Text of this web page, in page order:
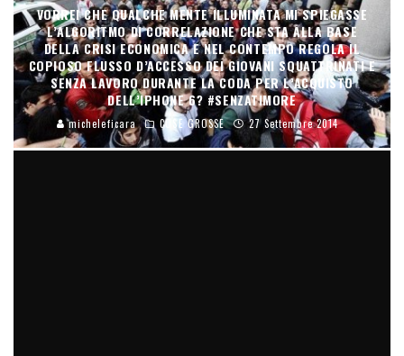
VORREI CHE QUALCHE MENTE ILLUMINATA MI SPIEGASSE
L’ALGORITMO DI CORRELAZIONE CHE STA ALLA BASE
DELLA CRISI ECONOMICA E NEL CONTEMPO REGOLA IL
COPIOSO FLUSSO D’ACCESSO DEI GIOVANI SQUATTRINATI E
SENZA LAVORO DURANTE LA CODA PER L’ACQUISTO
DELL’IPHONE 6? #SENZATIMORE
micheleficara COSE GROSSE 27 Settembre 2014